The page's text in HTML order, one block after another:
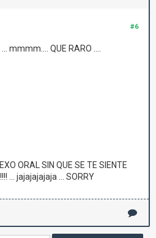
#6
... mmmm.... QUE RARO ....
ORAL SIN QUE SE TE SIENTE
... jajajajajaja ... SORRY